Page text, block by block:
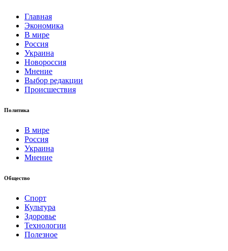
Главная
Экономика
В мире
Россия
Украина
Новороссия
Мнение
Выбор редакции
Происшествия
Политика
В мире
Россия
Украина
Мнение
Общество
Спорт
Культура
Здоровье
Технологии
Полезное